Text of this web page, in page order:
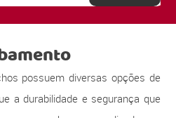
possuem diversas opções de
a durabilidade e segurança que